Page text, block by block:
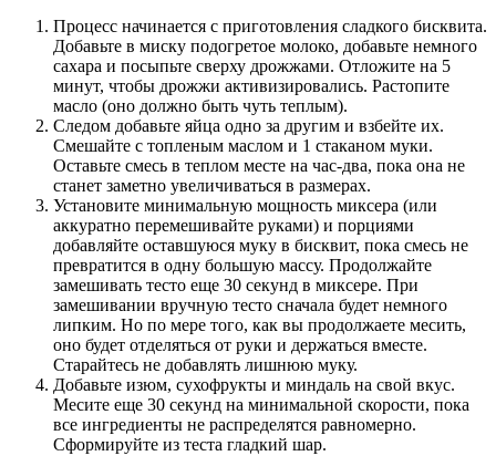
Процесс начинается с приготовления сладкого бисквита.
Добавьте в миску подогретое молоко, добавьте немного
сахара и посыпьте сверху дрожжами. Отложите на 5
минут, чтобы дрожжи активизировались. Растопите
масло (оно должно быть чуть теплым).
Следом добавьте яйца одно за другим и взбейте их.
Смешайте с топленым маслом и 1 стаканом муки.
Оставьте смесь в теплом месте на час-два, пока она не
станет заметно увеличиваться в размерах.
Установите минимальную мощность миксера (или
аккуратно перемешивайте руками) и порциями
добавляйте оставшуюся муку в бисквит, пока смесь не
превратится в одну большую массу. Продолжайте
замешивать тесто еще 30 секунд в миксере. При
замешивании вручную тесто сначала будет немного
липким. Но по мере того, как вы продолжаете месить,
оно будет отделяться от руки и держаться вместе.
Старайтесь не добавлять лишнюю муку.
Добавьте изюм, сухофрукты и миндаль на свой вкус.
Месите еще 30 секунд на минимальной скорости, пока
все ингредиенты не распределятся равномерно.
Сформируйте из теста гладкий шар.